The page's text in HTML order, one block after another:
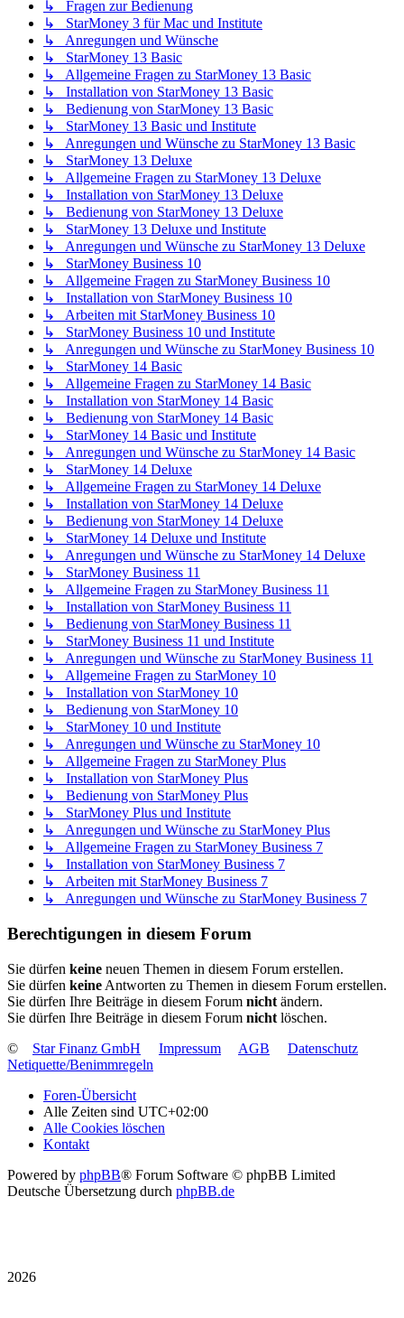
↳ Fragen zur Bedienung
↳ StarMoney 3 für Mac und Institute
↳ Anregungen und Wünsche
↳ StarMoney 13 Basic
↳ Allgemeine Fragen zu StarMoney 13 Basic
↳ Installation von StarMoney 13 Basic
↳ Bedienung von StarMoney 13 Basic
↳ StarMoney 13 Basic und Institute
↳ Anregungen und Wünsche zu StarMoney 13 Basic
↳ StarMoney 13 Deluxe
↳ Allgemeine Fragen zu StarMoney 13 Deluxe
↳ Installation von StarMoney 13 Deluxe
↳ Bedienung von StarMoney 13 Deluxe
↳ StarMoney 13 Deluxe und Institute
↳ Anregungen und Wünsche zu StarMoney 13 Deluxe
↳ StarMoney Business 10
↳ Allgemeine Fragen zu StarMoney Business 10
↳ Installation von StarMoney Business 10
↳ Arbeiten mit StarMoney Business 10
↳ StarMoney Business 10 und Institute
↳ Anregungen und Wünsche zu StarMoney Business 10
↳ StarMoney 14 Basic
↳ Allgemeine Fragen zu StarMoney 14 Basic
↳ Installation von StarMoney 14 Basic
↳ Bedienung von StarMoney 14 Basic
↳ StarMoney 14 Basic und Institute
↳ Anregungen und Wünsche zu StarMoney 14 Basic
↳ StarMoney 14 Deluxe
↳ Allgemeine Fragen zu StarMoney 14 Deluxe
↳ Installation von StarMoney 14 Deluxe
↳ Bedienung von StarMoney 14 Deluxe
↳ StarMoney 14 Deluxe und Institute
↳ Anregungen und Wünsche zu StarMoney 14 Deluxe
↳ StarMoney Business 11
↳ Allgemeine Fragen zu StarMoney Business 11
↳ Installation von StarMoney Business 11
↳ Bedienung von StarMoney Business 11
↳ StarMoney Business 11 und Institute
↳ Anregungen und Wünsche zu StarMoney Business 11
↳ Allgemeine Fragen zu StarMoney 10
↳ Installation von StarMoney 10
↳ Bedienung von StarMoney 10
↳ StarMoney 10 und Institute
↳ Anregungen und Wünsche zu StarMoney 10
↳ Allgemeine Fragen zu StarMoney Plus
↳ Installation von StarMoney Plus
↳ Bedienung von StarMoney Plus
↳ StarMoney Plus und Institute
↳ Anregungen und Wünsche zu StarMoney Plus
↳ Allgemeine Fragen zu StarMoney Business 7
↳ Installation von StarMoney Business 7
↳ Arbeiten mit StarMoney Business 7
↳ Anregungen und Wünsche zu StarMoney Business 7
Berechtigungen in diesem Forum
Sie dürfen keine neuen Themen in diesem Forum erstellen.
Sie dürfen keine Antworten zu Themen in diesem Forum erstellen.
Sie dürfen Ihre Beiträge in diesem Forum nicht ändern.
Sie dürfen Ihre Beiträge in diesem Forum nicht löschen.
©
Star Finanz GmbH Impressum AGB
Datenschutz
Netiquette/Benimmregeln
Foren-Übersicht
Alle Zeiten sind UTC+02:00
Alle Cookies löschen
Kontakt
Powered by phpBB® Forum Software © phpBB Limited
Deutsche Übersetzung durch phpBB.de
2026